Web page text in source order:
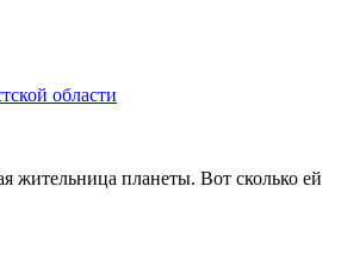
области
жительница планеты. Вот сколько ей